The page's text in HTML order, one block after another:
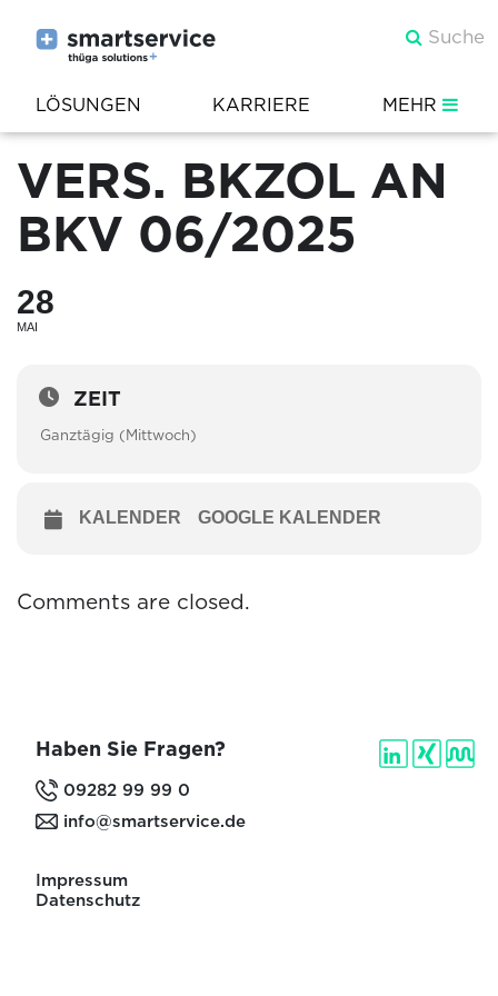
LÖSUNGEN KARRIERE MEHR
VERS. BKZOL AN
BKV 06/2025
28
MAI
ZEIT
Ganztägig (Mittwoch)
KALENDER GOOGLE KALENDER
Comments are closed.
Haben Sie Fragen?
09282 99 99 0
info@smartservice.de
Impressum
Datenschutz